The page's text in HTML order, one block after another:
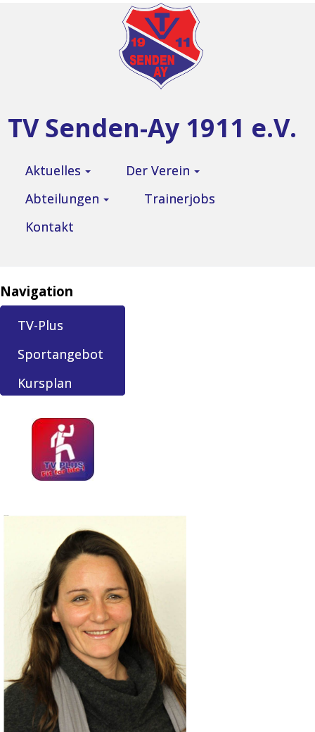
TV Senden-Ay 1911 e.V.
Aktuelles
Der Verein
Abteilungen
Trainerjobs
Kontakt
Navigation
TV-Plus
Sportangebot
Kursplan